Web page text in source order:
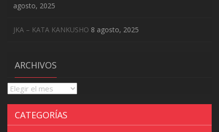
agosto, 2025
JKA – KATA KANKUSHO 8 agosto, 2025
ARCHIVOS
Archivos
CATEGORÍAS